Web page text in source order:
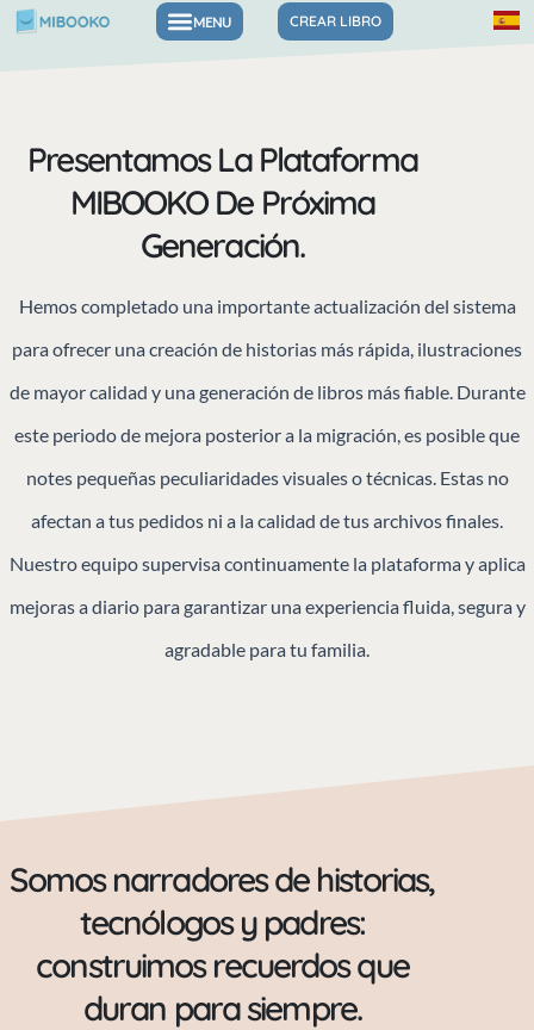
CREAR LIBRO
Presentamos La Plataforma
MIBOOKO De Próxima
Generación.
Hemos completado una importante actualización del sistema
para ofrecer una creación de historias más rápida, ilustraciones
de mayor calidad y una generación de libros más fiable. Durante
este periodo de mejora posterior a la migración, es posible que
notes pequeñas peculiaridades visuales o técnicas. Estas no
afectan a tus pedidos ni a la calidad de tus archivos finales.
Nuestro equipo supervisa continuamente la plataforma y aplica
mejoras a diario para garantizar una experiencia fluida, segura y
agradable para tu familia.
Somos narradores de historias,
tecnólogos y padres:
construimos recuerdos que
duran para siempre.